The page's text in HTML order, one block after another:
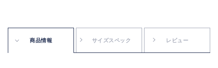
商品情報 サイズスペック レビュー